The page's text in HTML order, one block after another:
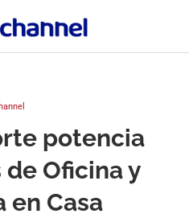
potencia
Oficina y
en Casa